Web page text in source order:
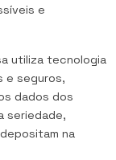
e
utiliza tecnologia
e seguros,
dados dos
seriedade,
na